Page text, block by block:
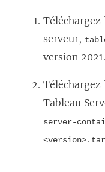
serveur,
version
Tableau
server-